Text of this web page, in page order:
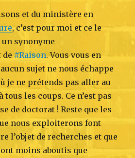
et du ministère en
, c’est pour moi et ce le
synonyme
de #Raison. Vous vous en
sujet ne nous échappe
je ne prétends pas aller au
tous les coups. Ce n’est pas
de doctorat ! Reste que les
nous exploiterons font
l’objet de recherches et que
moins aboutis que